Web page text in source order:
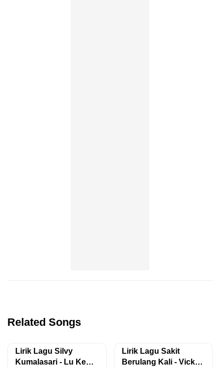
Related Songs
Lirik Lagu Silvy
Kumalasari - Lu Kenal
Lirik Lagu Sakit
Berulang Kali - Vicky